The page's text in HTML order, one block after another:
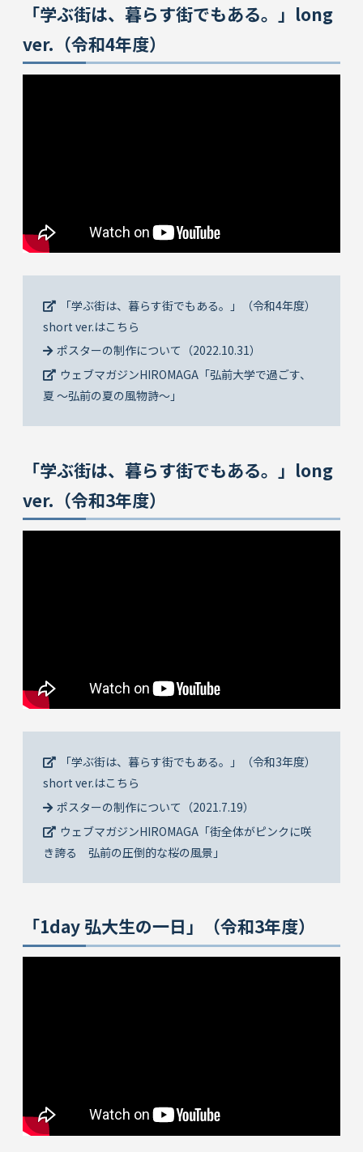
「学ぶ街は、暮らす街でもある。」long
ver.（令和4年度）
「学ぶ街は、暮らす街でもある。」（令和4年度）
short ver.はこちら
ポスターの制作について（2022.10.31）
ウェブマガジンHIROMAGA「弘前大学で過ごす、
夏 ～弘前の夏の風物詩～」
「学ぶ街は、暮らす街でもある。」long
ver.（令和3年度）
「学ぶ街は、暮らす街でもある。」（令和3年度）
short ver.はこちら
ポスターの制作について（2021.7.19）
ウェブマガジンHIROMAGA「街全体がピンクに咲
き誇る 弘前の圧倒的な桜の風景」
「1day 弘大生の一日」（令和3年度）